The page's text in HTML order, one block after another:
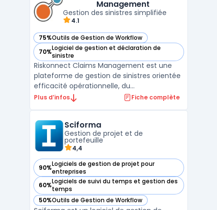
besoins ...
Management
Gestion des sinistres simplifiée
4.1
75%Outils de Gestion de Workflow
— voir Riskonnect Claims Management dans cette
70%Logiciel de gestion et déclaration de
sinistre
— voir Riskonnect Claims Management dans cette
Riskonnect Claims Management est une
plateforme de gestion de sinistres orientée
efficacité opérationnelle, du
référencement des réclamations jusqu’au
parties prenantes) et automatise les
tâches répétitives pour réduire le ...
Plus d’infos Fiche complète
Sciforma
Gestion de projet et de
portefeuille
4,4
90%Logiciels de gestion de projet pour
entreprises
— voir Sciforma dans cette catégorie
60%Logiciels de suivi du temps et gestion des
temps
— voir Sciforma dans cette catégorie
50%Outils de Gestion de Workflow
— voir Sciforma dans cette catégorie